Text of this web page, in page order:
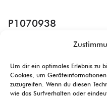
Um dir ein optimales Erlebnis zu
Cookies, um
zuzugreifen. Wenn du diesen
wie das Surfverhalten oder
P1070938